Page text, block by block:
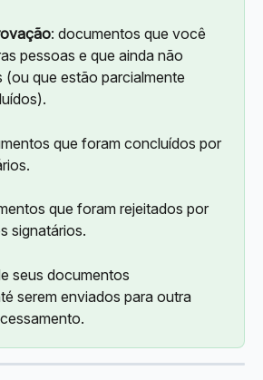
: documentos que você
pessoas e que ainda não
(ou que estão parcialmente
que foram concluídos por
que foram rejeitados por
signatários.
seus documentos
serem enviados para outra